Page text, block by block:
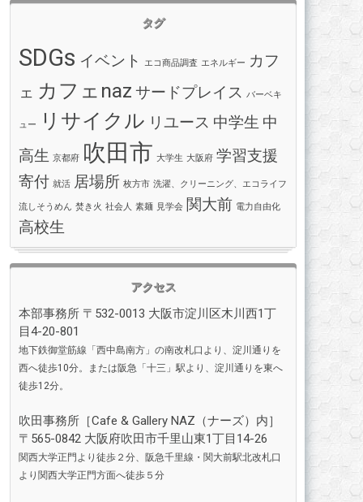
タグ
SDGs イベント エコ商品調査 エネルギー カフ
ェ カフェnaz サードプレイス バーベキ
ュー リサイクル リユース 中学生 中
高生 京都府 吹田市 大学生 大阪府 学習支援
寄付 就活 居場所 枚方市 洗濯、クリーニング、エコライフ
流しそうめん 焚き火 社会人 素麺 見学会 関大前 電力自由化
高校生
アクセス
本部事務所 〒532-0013 大阪市淀川区木川西1丁
目4-20-801
地下鉄御堂筋線「西中島南方」の南改札口より、淀川通りを
西へ徒歩10分。または阪急「十三」駅より、淀川通りを東へ
徒歩12分。
吹田事務所［Cafe & Gallery NAZ（ナーズ） 内］
〒565-0842 大阪府吹田市千里山東1丁目14-26
関西大学正門より徒歩２分、阪急千里線・関大前駅北改札口
より関西大学正門方面へ徒歩５分